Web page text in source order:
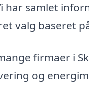
har samlet
valg baseret
firmaer i
og